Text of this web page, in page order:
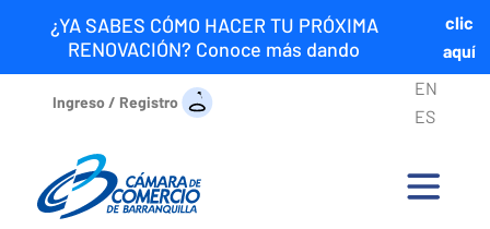
¿YA SABES CÓMO HACER TU PRÓXIMA
RENOVACIÓN? Conoce más dando
clic
aquí
Ingreso / Registro
EN
ES